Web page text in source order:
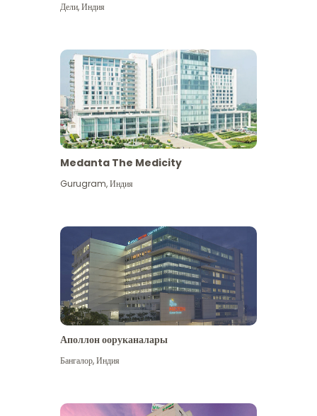
Дели,Индия
Medanta The Medicity
Gurugram,Индия
Аполлон ооруканалары
Бангалор,Индия